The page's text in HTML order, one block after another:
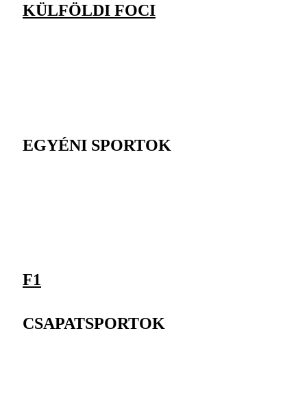
KÜLFÖLDI FOCI
EGYÉNI SPORTOK
F1
CSAPATSPORTOK